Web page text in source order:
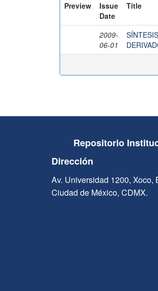
Preview
Issue
Date
Title
2009-
06-01
Repositorio
Dirección
Av. Universidad 1200, Xoco,
Ciudad de México, CDMX.